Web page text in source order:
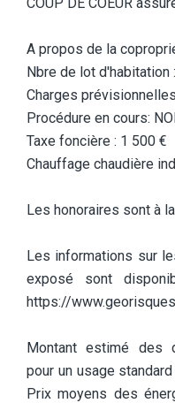
A propos de la
Nbre de lot d'habitation
Charges
Procédure en cours:
Taxe foncière : 1 500 €
Chauffage chaudière
Les honoraires sont à
Les informations sur
exposé sont
https://
Montant estimé des
pour un usage
Prix moyens des